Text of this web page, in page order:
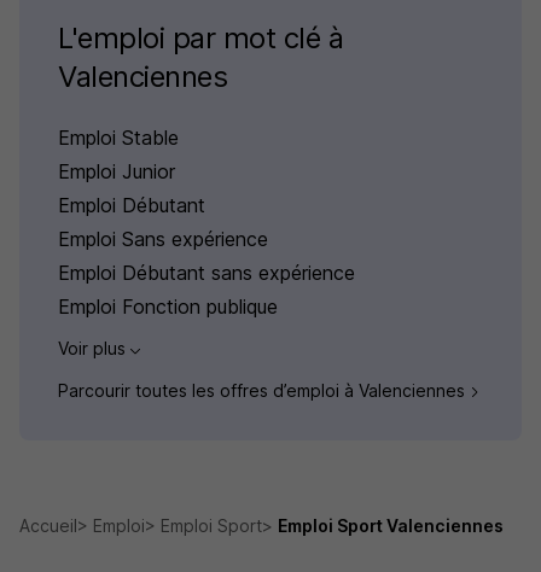
L'emploi par mot clé à
Valenciennes
Emploi Stable
Emploi Junior
Emploi Débutant
Emploi Sans expérience
Emploi Débutant sans expérience
Emploi Fonction publique
Voir plus
Parcourir toutes les offres d’emploi à Valenciennes
Accueil Emploi Emploi Sport Emploi Sport Valenciennes